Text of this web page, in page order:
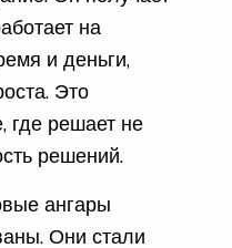
на
и деньги,
Это
где решает не
решений.
ангары
Они стали